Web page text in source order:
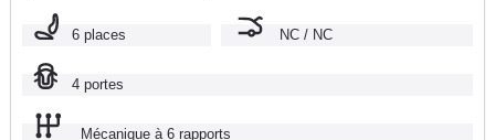
6 places NC / NC
4 portes
Mécanique à 6 rapports